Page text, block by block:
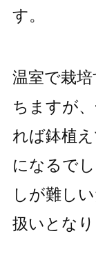
す。
温室で栽
ちますが
れば鉢植
になるで
しが難し
扱いとなり